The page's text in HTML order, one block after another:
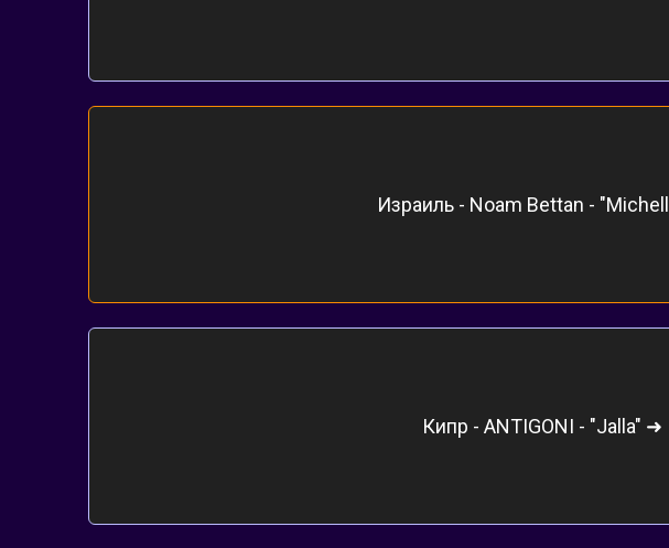
Израиль - Noam Bettan -
Кипр - ANTIGONI - "Jalla" ➜